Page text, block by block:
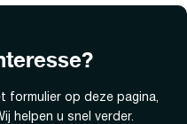
formulier op deze pagina,
helpen u snel verder.